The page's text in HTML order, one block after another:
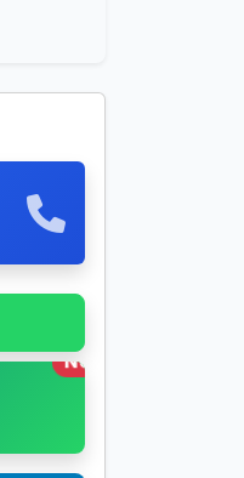
New